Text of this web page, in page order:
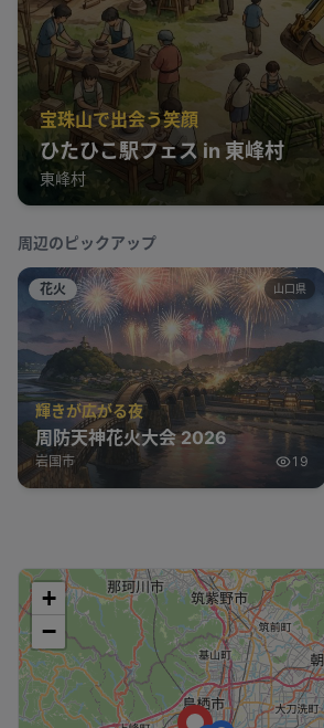
宝珠山で出会う笑顔
ひたひこ駅フェス in 東峰村
東峰村
周辺のピックアップ
花火 山口県
輝きが広がる夜
周防天神花火大会 2026
岩国市 19
+
−